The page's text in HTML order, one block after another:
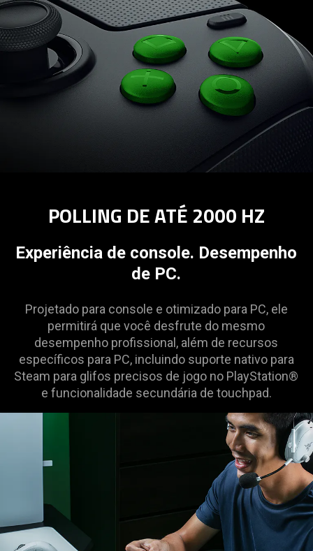
POLLING DE ATÉ 2000 HZ
Experiência de console. Desempenho
de PC.
Projetado para console e otimizado para PC, ele
permitirá que você desfrute do mesmo
desempenho profissional, além de recursos
específicos para PC, incluindo suporte nativo para
Steam para glifos precisos de jogo no PlayStation®
e funcionalidade secundária de touchpad.